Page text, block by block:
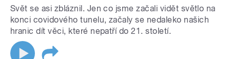
Svět se asi zbláznil. Jen co jsme začali vidět světlo na
konci covidového tunelu, začaly se nedaleko našich
hranic dít věci, které nepatří do 21. století.